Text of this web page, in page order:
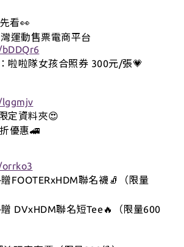
看👀
運動售票電商平台
啦啦隊女孩合照券 300元/張💗
定資料夾😍
優惠🚄
FOOTERxHDM聯名襪🧦（限量
DVxHDM聯名短Tee🔥（限量600